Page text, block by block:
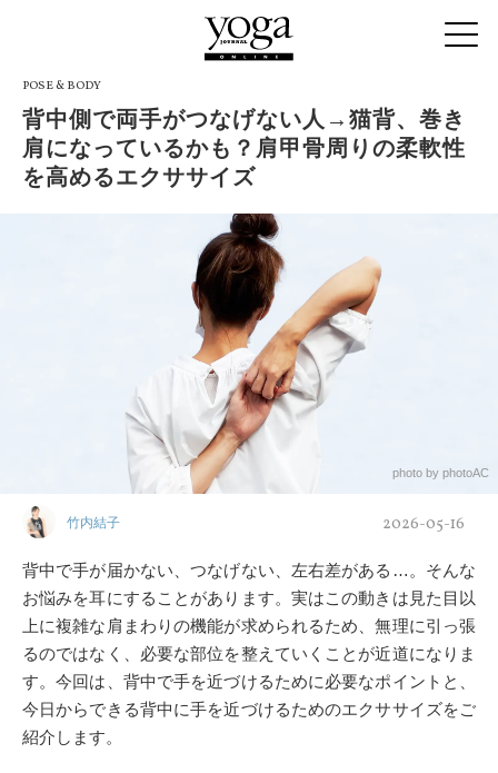
POSE & BODY
背中側で両手がつなげない人→猫背、巻き
肩になっているかも？肩甲骨周りの柔軟性
を高めるエクササイズ
photo by photoAC
竹内結子 2026-05-16
背中で手が届かない、つなげない、左右差がある…。そんな
お悩みを耳にすることがあります。実はこの動きは見た目以
上に複雑な肩まわりの機能が求められるため、無理に引っ張
るのではなく、必要な部位を整えていくことが近道になりま
す。今回は、背中で手を近づけるために必要なポイントと、
今日からできる背中に手を近づけるためのエクササイズをご
紹介します。